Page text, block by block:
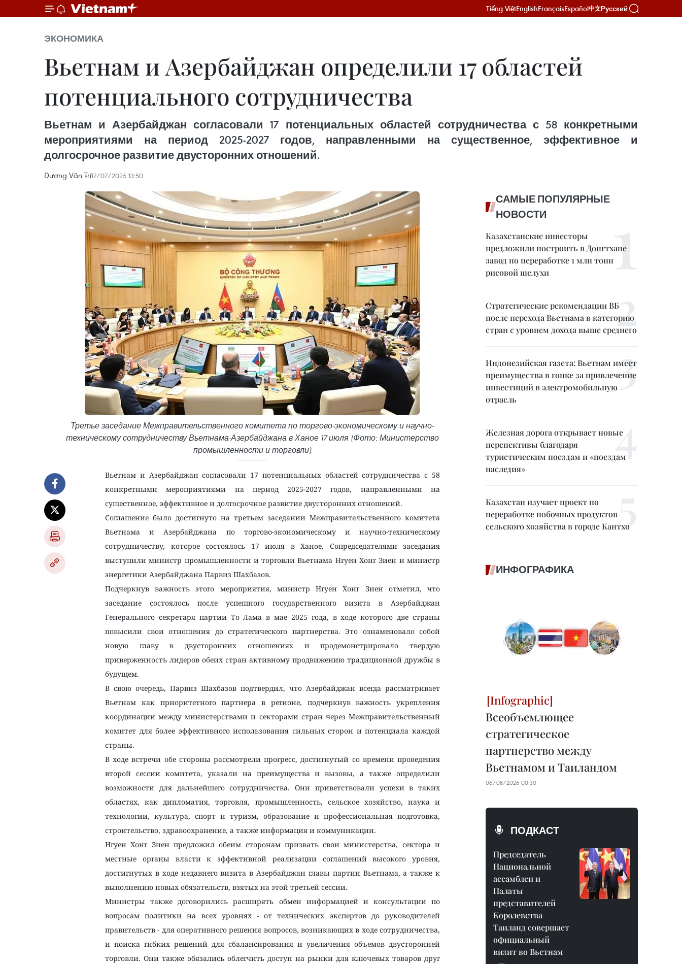
Tiếng ViệtEnglishFrançaisEspañol中文Русский
ЭКОНОМИКА
Вьетнам и Азербайджан определили 17 областей
потенциального сотрудничества
Вьетнам и Азербайджан согласовали 17 потенциальных областей сотрудничества с 58 конкретными
мероприятиями на период 2025-2027 годов, направленными на существенное, эффективное и
долгосрочное развитие двусторонних отношений.
Dương Văn Trí17/07/2025 13:50
Третье заседание Межправительственного комитета по торгово-экономическому и научно-
техническому сотрудничеству Вьетнама-Азербайджана в Ханое 17 июля (Фото: Министерство
промышленности и торговли)
Вьетнам и Азербайджан согласовали 17 потенциальных областей сотрудничества с 58
конкретными мероприятиями на период 2025-2027 годов, направленными на
существенное, эффективное и долгосрочное развитие двусторонних отношений.
Соглашение было достигнуто на третьем заседании Межправительственного комитета
Вьетнама и Азербайджана по торгово-экономическому и научно-техническому
сотрудничеству, которое состоялось 17 июля в Ханое. Сопредседателями заседания
выступили министр промышленности и торговли Вьетнама Нгуен Хонг Зиен и министр
энергетики Азербайджана Парвиз Шахбазов.
Подчеркнув важность этого мероприятия, министр Нгуен Хонг Зиен отметил, что
заседание состоялось после успешного государственного визита в Азербайджан
Генерального секретаря партии То Лама в мае 2025 года, в ходе которого две страны
повысили свои отношения до стратегического партнерства. Это ознаменовало собой
новую главу в двусторонних отношениях и продемонстрировало твердую
приверженность лидеров обеих стран активному продвижению традиционной дружбы в
будущем.
В свою очередь, Парвиз Шахбазов подтвердил, что Азербайджан всегда рассматривает
Вьетнам как приоритетного партнера в регионе, подчеркнув важность укрепления
координации между министерствами и секторами стран через Межправительственный
комитет для более эффективного использования сильных сторон и потенциала каждой
страны.
В ходе встречи обе стороны рассмотрели прогресс, достигнутый со времени проведения
второй сессии комитета, указали на преимущества и вызовы, а также определили
возможности для дальнейшего сотрудничества. Они приветствовали успехи в таких
областях, как дипломатия, торговля, промышленность, сельское хозяйство, наука и
технологии, культура, спорт и туризм, образование и профессиональная подготовка,
строительство, здравоохранение, а также информация и коммуникации.
Нгуен Хонг Зиен предложил обеим сторонам призвать свои министерства, сектора и
местные органы власти к эффективной реализации соглашений высокого уровня,
достигнутых в ходе недавнего визита в Азербайджан главы партии Вьетнама, а также к
выполнению новых обязательств, взятых на этой третьей сессии.
Министры также договорились расширять обмен информацией и консультации по
вопросам политики на всех уровнях - от технических экспертов до руководителей
правительств - для оперативного решения вопросов, возникающих в ходе сотрудничества,
и поиска гибких решений для сбалансирования и увеличения объемов двусторонней
торговли. Они также обязались облегчить доступ на рынки для ключевых товаров друг
САМЫЕ ПОПУЛЯРНЫЕ
НОВОСТИ
Казахстанские инвесторы
предложили построить в Донгтхапе
завод по переработке 1 млн тонн
рисовой шелухи
Стратегические рекомендации ВБ
после перехода Вьетнама в категорию
стран с уровнем дохода выше среднего
Индонезийская газета: Вьетнам имеет
преимущества в гонке за привлечение
инвестиций в электромобильную
отрасль
Железная дорога открывает новые
перспективы благодаря
туристическим поездам и «поездам
наследия»
Казахстан изучает проект по
переработке побочных продуктов
сельского хозяйства в городе Кантхо
ИНФОГРАФИКА
Всеобъемлющее
стратегическое
партнерство между
Вьетнамом и Таиландом
06/08/2026 00:30
ПОДКАСТ
Председатель
Национальной
ассамблеи и
Палаты
представителей
Королевства
Таиланд совершает
официальный
визит во Вьетнам